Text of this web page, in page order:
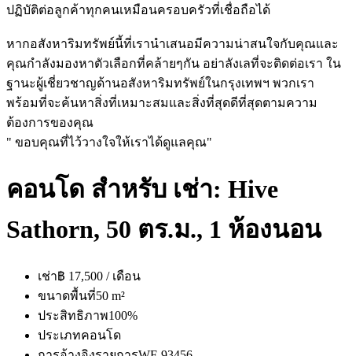
ปฏิบัติต่อลูกค้าทุกคนเหมือนครอบครัวที่เชื่อถือได้
หากอสังหาริมทรัพย์นี้ที่เรานำเสนอมีความน่าสนใจกับคุณและ
คุณกำลังมองหาตัวเลือกที่คล้ายๆกัน อย่าลังเลที่จะติดต่อเรา ใน
ฐานะผู้เชี่ยวชาญด้านอสังหาริมทรัพย์ในกรุงเทพฯ พวกเรา
พร้อมที่จะค้นหาสิ่งที่เหมาะสมและสิ่งที่สุดดีที่สุดตามความ
ต้องการของคุณ
" ขอบคุณที่ไว้วางใจให้เราได้ดูแลคุณ"
คอนโด สำหรับ เช่า: Hive
Sathorn, 50 ตร.ม., 1 ห้องนอน
เช่า฿ 17,500 / เดือน
ขนาดพื้นที่50 m²
ประสิทธิภาพ100%
ประเภทคอนโด